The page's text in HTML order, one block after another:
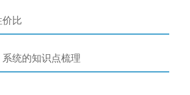
价比
统的知识点梳理